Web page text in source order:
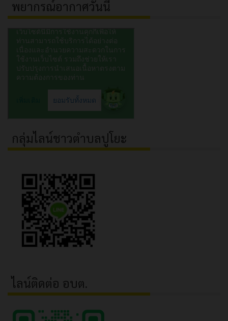
พยากรณ์อากาศวันนี้
กลุ่มไลน์ชาวตำบลปูโยะ
ไลน์ติดต่อ อบต.